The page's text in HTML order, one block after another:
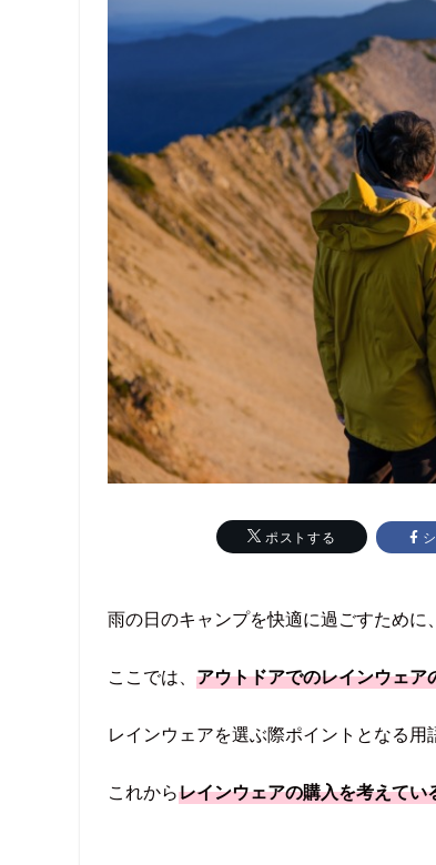
ポストする
雨の日のキャンプを快適に過ごすために
ここでは、 アウトドアでのレインウェ
レインウェアを選ぶ際ポイントとなる用
これからレインウェアの購入を考えてい